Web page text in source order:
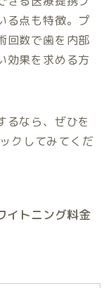
る点も特徴。プ
回数で歯を内部
効果を求める方
るなら、ぜひを
クしてみてくだ
イトニング料金